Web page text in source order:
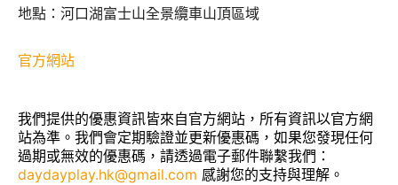
地點：河口湖富士山全景纜車山頂區域
官方網站
我們提供的優惠資訊皆來自官方網站，所有資訊以官方網
站為準。我們會定期驗證並更新優惠碼，如果您發現任何
過期或無效的優惠碼，請透過電子郵件聯繫我們：
daydayplay.hk@gmail.com 感謝您的支持與理解。